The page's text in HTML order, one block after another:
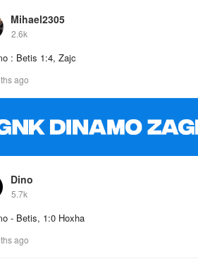
Mihael2305
2.6k
: Betis 1:4, Zajc
ago
Dino
5.7k
- Betis, 1:0 Hoxha
ago